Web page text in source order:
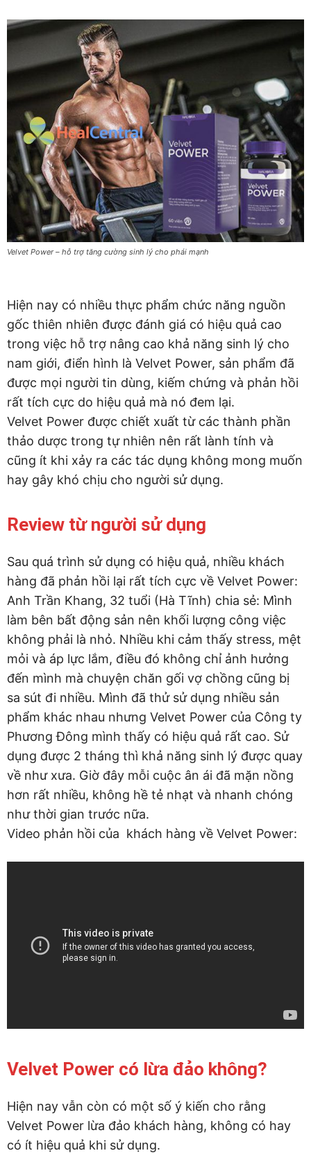
Velvet Power – hỗ trợ tăng cường sinh lý cho phái mạnh
Hiện nay có nhiều thực phẩm chức năng nguồn
gốc thiên nhiên được đánh giá có hiệu quả cao
trong việc hỗ trợ nâng cao khả năng sinh lý cho
nam giới, điển hình là Velvet Power, sản phẩm đã
được mọi người tin dùng, kiếm chứng và phản hồi
rất tích cực do hiệu quả mà nó đem lại.
Velvet Power được chiết xuất từ các thành phần
thảo dược trong tự nhiên nên rất lành tính và
cũng ít khi xảy ra các tác dụng không mong muốn
hay gây khó chịu cho người sử dụng.
Review từ người sử dụng
Sau quá trình sử dụng có hiệu quả, nhiều khách
hàng đã phản hồi lại rất tích cực về Velvet Power:
Anh Trần Khang, 32 tuổi (Hà Tĩnh) chia sẻ: Mình
làm bên bất động sản nên khối lượng công việc
không phải là nhỏ. Nhiều khi cảm thấy stress, mệt
mỏi và áp lực lắm, điều đó không chỉ ảnh hưởng
đến mình mà chuyện chăn gối vợ chồng cũng bị
sa sút đi nhiều. Mình đã thử sử dụng nhiều sản
phẩm khác nhau nhưng Velvet Power của Công ty
Phương Đông mình thấy có hiệu quả rất cao. Sử
dụng được 2 tháng thì khả năng sinh lý được quay
về như xưa. Giờ đây mỗi cuộc ân ái đã mặn nồng
hơn rất nhiều, không hề tẻ nhạt và nhanh chóng
như thời gian trước nữa.
Video phản hồi của khách hàng về Velvet Power:
Velvet Power có lừa đảo không?
Hiện nay vẫn còn có một số ý kiến cho rằng
Velvet Power lừa đảo khách hàng, không có hay
có ít hiệu quả khi sử dụng.